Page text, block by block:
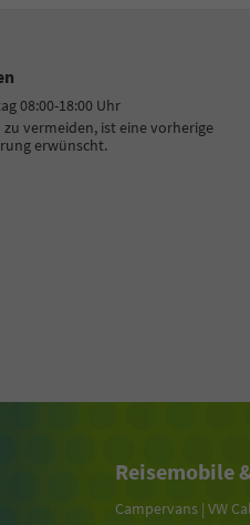
08:00-18:00 Uhr
zu vermeiden, ist eine vorherige
erwünscht.
Reisemobile
Campervans | VW